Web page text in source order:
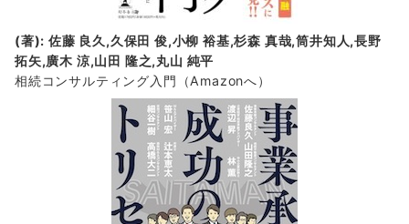
(著): 佐藤 良久,久保田 俊,小柳 裕基,杉森 真哉,筒井知人,長野
拓矢,廣木 涼,山田 隆之,丸山 純平
相続コンサルティング入門 （Amazonへ）